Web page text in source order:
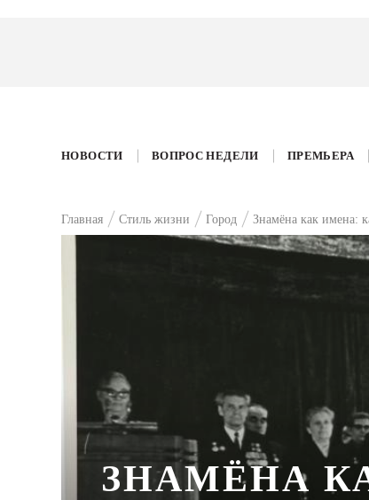
НОВОСТИ ВОПРОС НЕДЕЛИ ПРЕМЬЕРА
Главная Стиль жизни Город Знамёна как имена:
ЗНАМЁНА